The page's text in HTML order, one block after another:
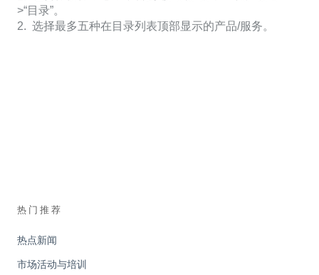
>“目录”。
2. 选择最多五种在目录列表顶部显示的产品/服务。
热门推荐
热点新闻
市场活动与培训